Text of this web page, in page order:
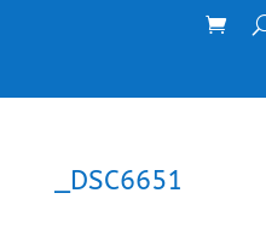
_DSC6651